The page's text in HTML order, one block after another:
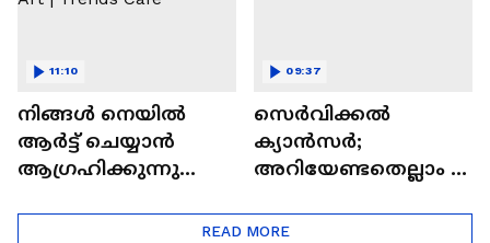
നിങ്ങൾ നെയിൽ
ആർട്ട് ചെയ്യാൻ
ആഗ്രഹിക്കുന്നുണ്ടോ
ട്രെൻഡിനെക്കുറിച്ച് |
11:10
സെർവിക്കൽ
ക്യാൻസർ;
അറിയേണ്ടതെല്ലാം |
Cancer
09:37
READ MORE